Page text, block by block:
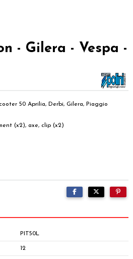
- Gilera - Vespa -
50 Aprilia, Derbi, Gilera, Piaggio
(x2), axe, clip (x2)
PIT50L
12